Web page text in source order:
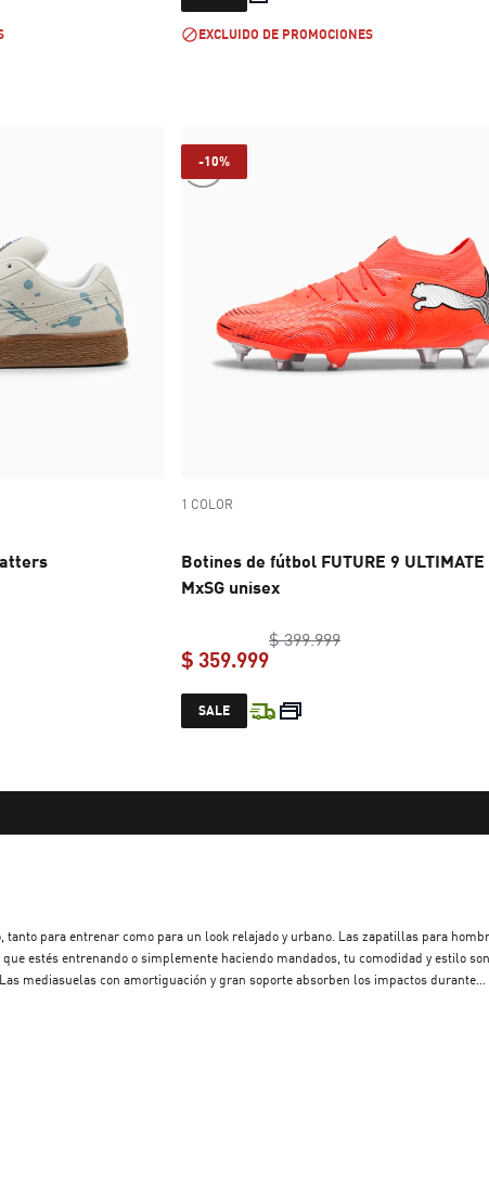
EXCLUIDO DE PROMOCIONES
price $ 179.999
125.999
-10%
1 COLOR
Botines de fútbol FUTURE 9 ULTIMATE
MxSG unisex
$ 399.999original price $
$ 359.999
current price $ 359.999
SALE
para entrenar como para un look relajado y urbano. Las zapatillas para
estés entrenando o simplemente haciendo mandados, tu comodidad y estilo son
mediasuelas con amortiguación y gran soporte absorben los impactos durante